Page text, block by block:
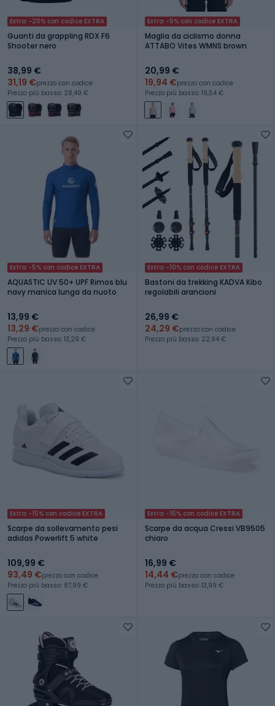
Extra -20% con codice EXTRA
Guanti da grappling RDX F6
Shooter nero
38,99 €
31,19 €prezzo con codice
Prezzo più basso: 28,49 €
Extra -5% con codice EXTRA
Maglia da ciclismo donna
ATTABO Vites WMNS brown
20,99 €
19,94 €prezzo con codice
Prezzo più basso: 19,54 €
Extra -5% con codice EXTRA
AQUASTIC UV 50+ UPF Rimos blu
navy manica lunga da nuoto
13,99 €
13,29 €prezzo con codice
Prezzo più basso: 13,29 €
Extra -10% con codice EXTRA
Bastoni da trekking KADVA Kibo
regolabili arancioni
26,99 €
24,29 €prezzo con codice
Prezzo più basso: 22,94 €
Extra -15% con codice EXTRA
Scarpe da sollevamento pesi
adidas Powerlift 5 white
109,99 €
93,49 €prezzo con codice
Prezzo più basso: 87,99 €
Extra -15% con codice EXTRA
Scarpe da acqua Cressi VB9505
chiaro
16,99 €
14,44 €prezzo con codice
Prezzo più basso: 13,99 €